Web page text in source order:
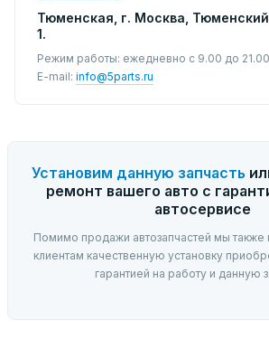
Тюменская, г. Москва,
1.
Режим работы: ежедневно с 9.00 до 21.00
E-mail: info@5parts.ru
Установим данную запчасть
ремонт вашего авто с
автосервисе
Помимо продажи автозапчастей мы
клиентам качественную установку
гарантией на работу и данную